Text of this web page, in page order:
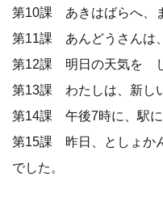
第10課 あきはばらへ、
第11課 あんどうさんは
第12課 明日の天気を し
第13課 わたしは、新し
第14課 午後7時に、駅
第15課 昨日、としょか
でした。